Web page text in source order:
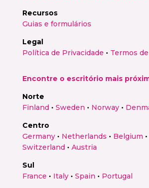
Recursos
Guias e formulários
Legal
Política de Privacidade • Termos
Encontre o escritório mais
Norte
Finland• Sweden • Norway•
Centro
Germany• Netherlands • Belgium •
Switzerland• Austria
Sul
France • Italy• Spain • Portugal